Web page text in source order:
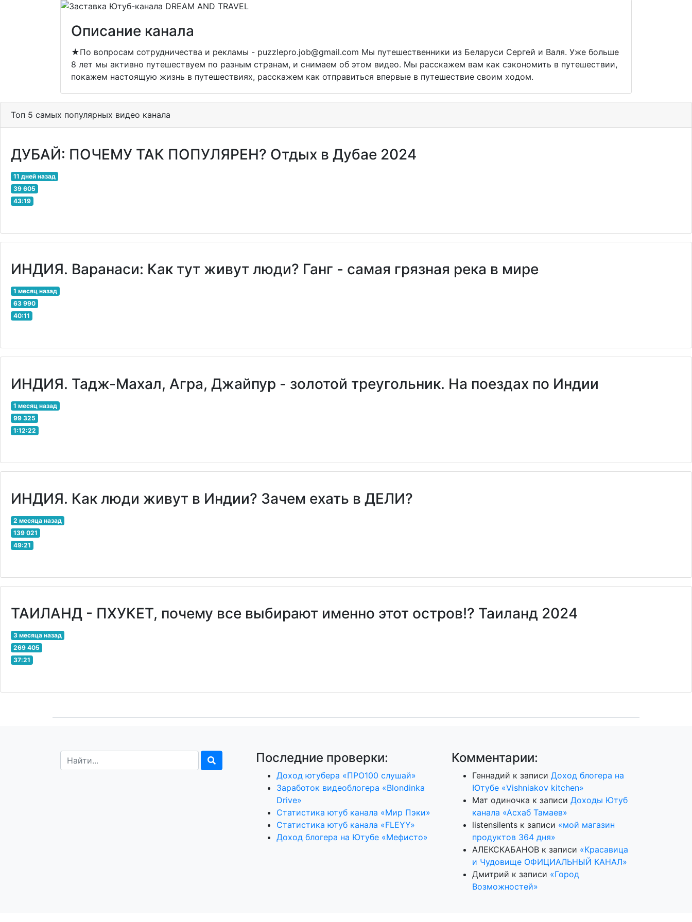
Описание канала
★По вопросам сотрудничества и рекламы - puzzlepro.job@gmail.com Мы путешественники из Беларуси Сергей и Валя. Уже больше
8 лет мы активно путешествуем по разным странам, и снимаем об этом видео. Мы расскажем вам как сэкономить в путешествии,
покажем настоящую жизнь в путешествиях, расскажем как отправиться впервые в путешествие своим ходом.
Топ 5 самых популярных видео канала
ДУБАЙ: ПОЧЕМУ ТАК ПОПУЛЯРЕН? Отдых в Дубае 2024
11 дней назад
39 605
43:19
ИНДИЯ. Варанаси: Как тут живут люди? Ганг - самая грязная река в мире
1 месяц назад
63 990
40:11
ИНДИЯ. Тадж-Махал, Агра, Джайпур - золотой треугольник. На поездах по Индии
1 месяц назад
99 325
1:12:22
ИНДИЯ. Как люди живут в Индии? Зачем ехать в ДЕЛИ?
2 месяца назад
139 021
49:21
ТАИЛАНД - ПХУКЕТ, почему все выбирают именно этот остров!? Таиланд 2024
3 месяца назад
269 405
37:21
Последние проверки:
Доход ютубера «ПРО100 слушай»
Заработок видеоблогера «Blondinka
Drive»
Статистика ютуб канала «Мир Пэки»
Статистика ютуб канала «FLEYY»
Доход блогера на Ютубе «Мефисто»
Комментарии:
Геннадий к записи Доход блогера на
Ютубе «Vishniakov kitchen»
Мат одиночка к записи Доходы Ютуб
канала «Асхаб Тамаев»
listensilents к записи «мой магазин
продуктов 364 дня»
АЛЕКСКАБАНОВ к записи «Красавица
и Чудовище ОФИЦИАЛЬНЫЙ КАНАЛ»
Дмитрий к записи «Город
Возможностей»